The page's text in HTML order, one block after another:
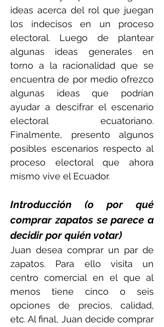
ideas acerca del rol que juegan
los indecisos en un proceso
electoral. Luego de plantear
algunas ideas generales en
torno a la racionalidad que se
encuentra de por medio ofrezco
algunas ideas que podrían
ayudar a descifrar el escenario
electoral ecuatoriano.
Finalmente, presento algunos
posibles escenarios respecto al
proceso electoral que ahora
mismo vive el Ecuador.
Introducción (o por qué
comprar zapatos se parece a
decidir por quién votar)
Juan desea comprar un par de
zapatos. Para ello visita un
centro comercial en el que al
menos tiene cinco o seis
opciones de precios, calidad,
etc. Al final, Juan decide comprar